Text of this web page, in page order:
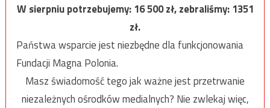
W sierpniu potrzebujemy:16 500zł, zebraliśmy:1351
zł.
Państwa wsparcie jest niezbędne dla funkcjonowania
Fundacji Magna Polonia.
Masz świadomość tego jak ważne jest przetrwanie
niezależnych ośrodków medialnych? Nie zwlekaj więc,